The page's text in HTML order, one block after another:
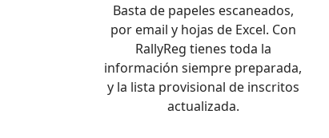
Basta de papeles escaneados,
por email y hojas de Excel. Con
RallyReg tienes toda la
información siempre preparada,
y la lista provisional de inscritos
actualizada.